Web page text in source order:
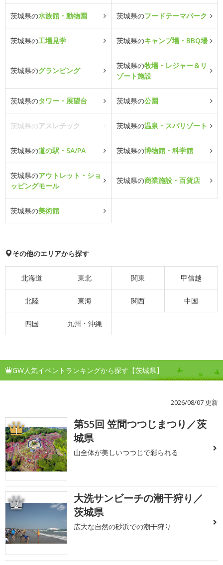
茨城県の水族館・動物園 茨城県のフードテーマパーク
茨城県の工場見学 茨城県のキャンプ場・BBQ場
茨城県のグランピング
茨城県の牧場・レジャー＆リ
ゾート施設
茨城県のタワー・展望台 茨城県の公園
茨城県のアスレチック 茨城県の温泉・スパリゾート
茨城県の道の駅・SA/PA 茨城県の博物館・科学館
茨城県のアウトレット・ショ
ッピングモール
茨城県の商業施設・百貨店
茨城県の美術館
その他のエリアから探す
北海道 東北 関東 甲信越
北陸 東海 関西 中国
四国 九州・沖縄
GW人気イベントランキングから探す【茨城県】
2026/08/07 更新
1
第55回 笠間つつじまつり／茨
城県
山全体が美しいつつじで彩られる
2
大洗サンビーチの潮干狩り／
茨城県
広大な自然の砂浜での潮干狩り